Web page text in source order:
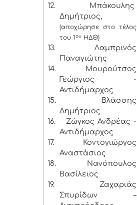
12.
Μπάκουλης
Δημήτριος,
(αποχώρησε στο τέλος
του 1 ουΗΔΘ)
13.
Λαμπρινός
Παναγιώτης
14.
Μουρούτσος
Γεώργιος -
Αντιδήμαρχος
15.
Βλάσσης
Δημήτριος
16.
Ζώγκος Ανδρέας -
Αντιδήμαρχος
17.
Κοντογιώργος
Αναστάσιος
18.
Νανόπουλος
Βασίλειος
19.
Ζαχαριάς
Σπυρίδων –